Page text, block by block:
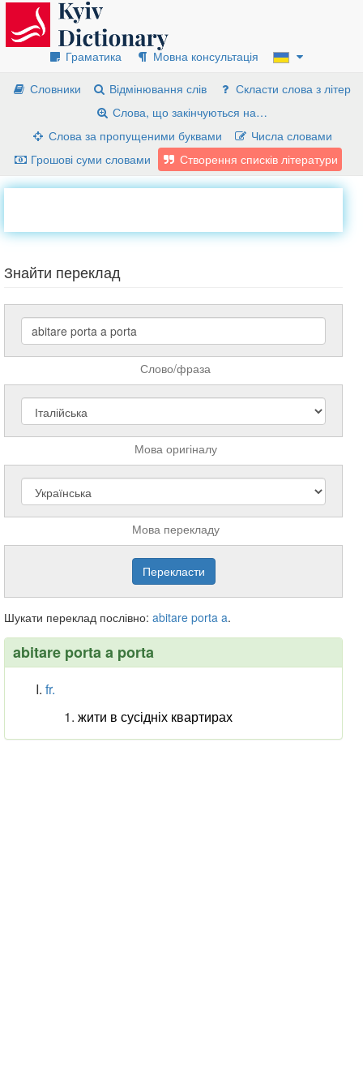
Граматика
Мовна консультація
Словники
Відмінювання слів
Скласти слова з літер
Слова, що закінчуються на…
Слова за пропущеними буквами
Числа словами
Грошові суми словами
Створення списків літератури
Знайти переклад
Слово/фраза
Мова оригіналу
Мова перекладу
Шукати переклад послівно: abitare porta a.
abitare porta a porta
fr.
жити в сусідніх квартирах